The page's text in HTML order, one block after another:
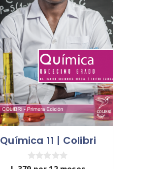
Química 11 | Colibri
0